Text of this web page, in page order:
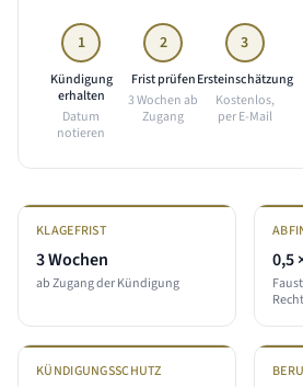
1
Kündigung
erhalten
Datum
notieren
2
Frist prüfen
3 Wochen ab
Zugang
3
Ersteinschätzung
Kostenlos,
per E-Mail
KLAGEFRIST
3 Wochen
ab Zugang der Kündigung
0,5
KÜNDIGUNGSSCHUTZ